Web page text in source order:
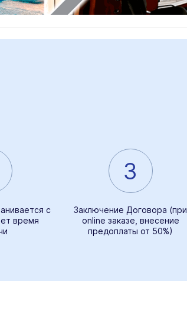
с
время
3
Заключение Договора (при
online заказе, внесение
предоплаты от 50%)